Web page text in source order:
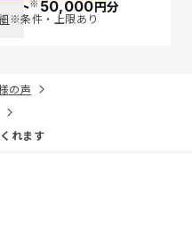
ント※50,000円分
※条件・上限あり
の声
れます